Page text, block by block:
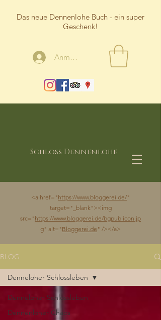
Das neue Dennenlohe Buch - ein super
Geschenk!
Anmelden
Schloss Dennenlohe
<a href="https://www.bloggerei.de/"
target="_blank"><img
src="https://www.bloggerei.de/bgpublicon.jp
g" alt="Bloggerei.de " /></a>
BLOG
Denneloher Schlossleben
Dennenloher Chaos
Denneloher Schlossleben